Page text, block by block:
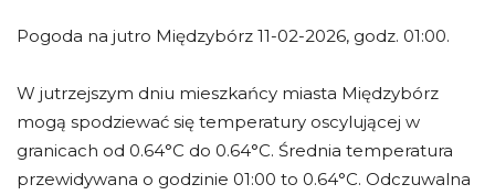
Pogoda na jutro Międzybórz 11-02-2026, godz. 01:00.
W jutrzejszym dniu mieszkańcy miasta Międzybórz
mogą spodziewać się temperatury oscylującej w
granicach od 0.64°C do 0.64°C. Średnia temperatura
przewidywana o godzinie 01:00 to 0.64°C. Odczuwalna